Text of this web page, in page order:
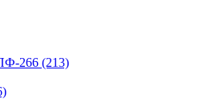
266 (213)